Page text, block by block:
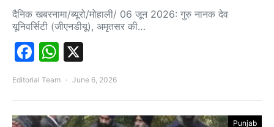
दैनिक खबरनामा/ब्यूरो/मोहाली/ 06 जून 2026: गुरु नानक देव
यूनिवर्सिटी (जीएनडीयू), अमृतसर की…
Facebook
WhatsApp
Editorial Team June 6, 2026
Punjab